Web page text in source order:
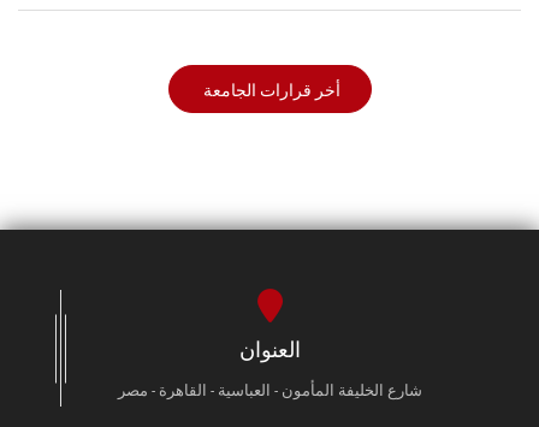
أخر قرارات الجامعة
العنوان
شارع الخليفة المأمون - العباسية - القاهرة - مصر